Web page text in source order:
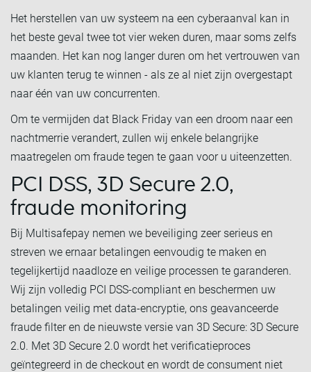
Het herstellen van uw systeem na een cyberaanval kan in
het beste geval twee tot vier weken duren, maar soms zelfs
maanden. Het kan nog langer duren om het vertrouwen van
uw klanten terug te winnen - als ze al niet zijn overgestapt
naar één van uw concurrenten.
Om te vermijden dat Black Friday van een droom naar een
nachtmerrie verandert, zullen wij enkele belangrijke
maatregelen om fraude tegen te gaan voor u uiteenzetten.
PCI DSS, 3D Secure 2.0,
fraude monitoring
Bij Multisafepay nemen we beveiliging zeer serieus en
streven we ernaar betalingen eenvoudig te maken en
tegelijkertijd naadloze en veilige processen te garanderen.
Wij zijn volledig PCI DSS-compliant en beschermen uw
betalingen veilig met data-encryptie, ons geavanceerde
fraude filter en de nieuwste versie van 3D Secure: 3D Secure
2.0. Met 3D Secure 2.0 wordt het verificatieproces
geïntegreerd in de checkout en wordt de consument niet